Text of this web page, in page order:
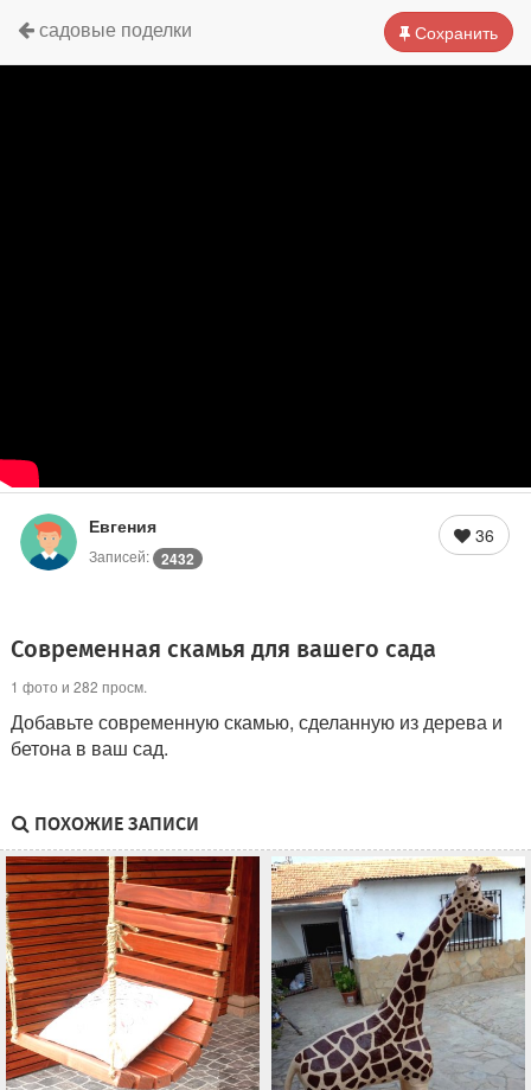
Сохранить
садовые поделки
Евгения
Записей: 2432
36
Современная скамья для вашего сада
1 фото и 282 просм.
Добавьте современную скамью, сделанную из дерева и
бетона в ваш сад.
ПОХОЖИЕ ЗАПИСИ